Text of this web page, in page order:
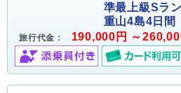
準最上級Sラ
重山4島4日間
旅行代金： 190,000円 ～